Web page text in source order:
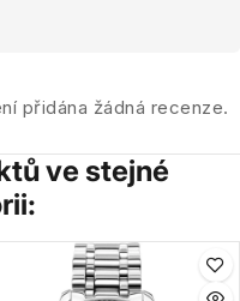
přidána žádná recenze.
ve stejné